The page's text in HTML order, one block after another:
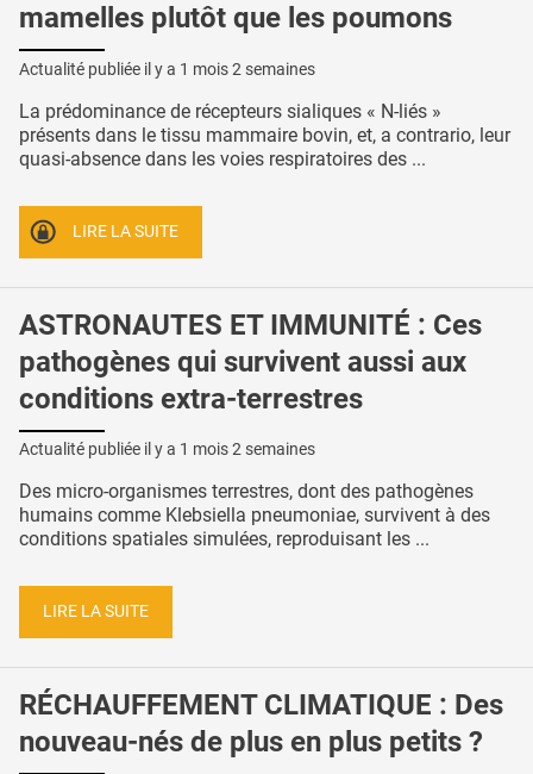
mamelles plutôt que les poumons
Actualité publiée il y a 1 mois 2 semaines
La prédominance de récepteurs sialiques « N-liés »
présents dans le tissu mammaire bovin, et, a contrario, leur
quasi-absence dans les voies respiratoires des ...
LIRE LA SUITE
ASTRONAUTES ET IMMUNITÉ : Ces
pathogènes qui survivent aussi aux
conditions extra-terrestres
Actualité publiée il y a 1 mois 2 semaines
Des micro-organismes terrestres, dont des pathogènes
humains comme Klebsiella pneumoniae, survivent à des
conditions spatiales simulées, reproduisant les ...
LIRE LA SUITE
RÉCHAUFFEMENT CLIMATIQUE : Des
nouveau-nés de plus en plus petits ?